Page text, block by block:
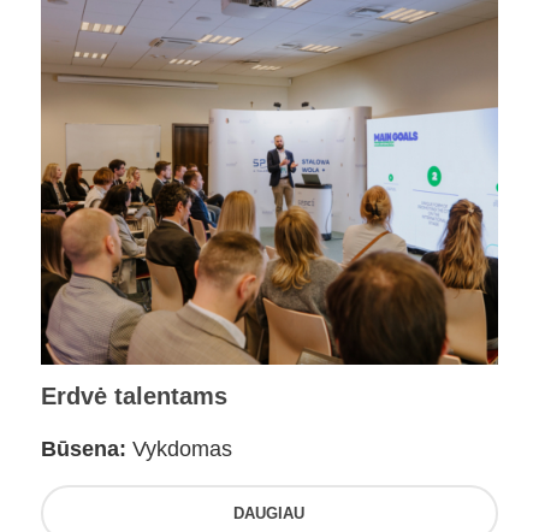
Erdvė talentams
Būsena: Vykdomas
DAUGIAU